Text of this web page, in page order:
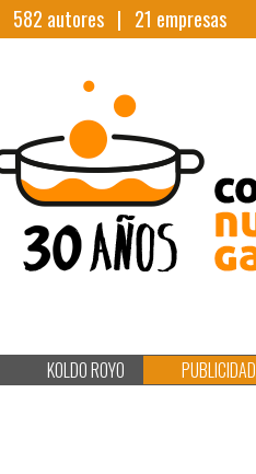
582 autores | 21 empresas
KOLDO ROYO PUBLICIDAD